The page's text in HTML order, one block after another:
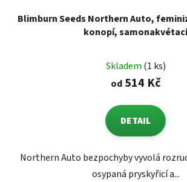
Blimburn Seeds Northern Auto,
konopí, samonakvétací
Skladem (1 ks)
od514 Kč
DETAIL
Northern Auto bezpochyby vyvolá
osypaná pryskyřicí a...